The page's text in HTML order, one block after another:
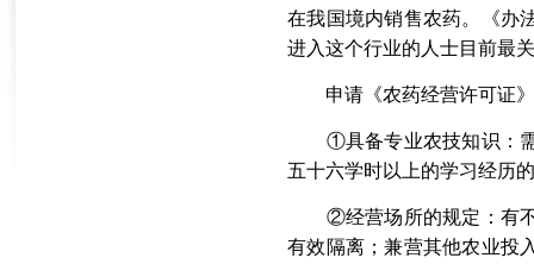
在我国境内销售农药。《办
进入这个行业的人士目前最
申请《农药经营许可证》
①具备专业农技知识：需
五十六学时以上的学习经历
②经营场所的规定：有不
有效隔离；兼营其他农业投